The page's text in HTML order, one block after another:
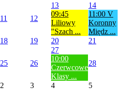
11 12
13
09:45
Liliowy
"Szach ...
14
11:00 V
Koronny
Międz ...
18 19 20 21
25 26
27
10:00
Czerwcowe
Klasy ...
28
2 3 4
5